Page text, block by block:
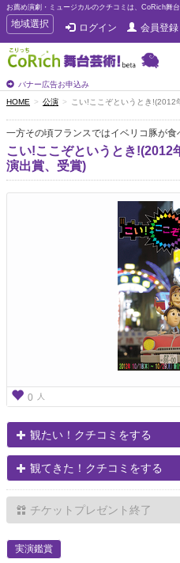
お薦め演劇・ミュージカルのクチコミは、CoRich舞台
T
o
g
g
e
n
a
v
i
g
a
地域選択 ログイン 会員登録
バナー広告お申込み
HOME 公演 こい!ここぞというとき!(2012
一方その頃フランスではイベリコ豚が食
こい!ここぞというとき!(2012
演出賞、受賞)
0 人
観たい！クチコミをする
観てきた！クチコミをする
チケットプレゼント終了
実演鑑賞